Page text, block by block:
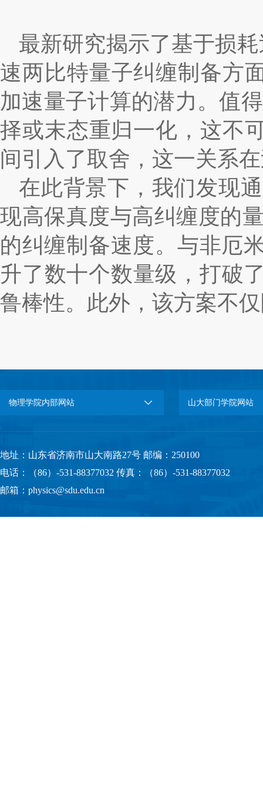
最新研究揭示了基于损
速两比特量子纠缠制备方
加速量子计算的潜力。值
择或末态重归一化，这不
间引入了取舍，这一关系
在此背景下，我们发现
现高保真度与高纠缠度的
的纠缠制备速度。与非厄
升了数十个数量级，打破
鲁棒性。此外，该方案不
物理学院内部网站 山大部门学院网站
地址：山东省济南市山大南路27号 邮编：250100
电话：（86）-531-88377032 传真：（86）-531-88377032
邮箱：physics@sdu.edu.cn